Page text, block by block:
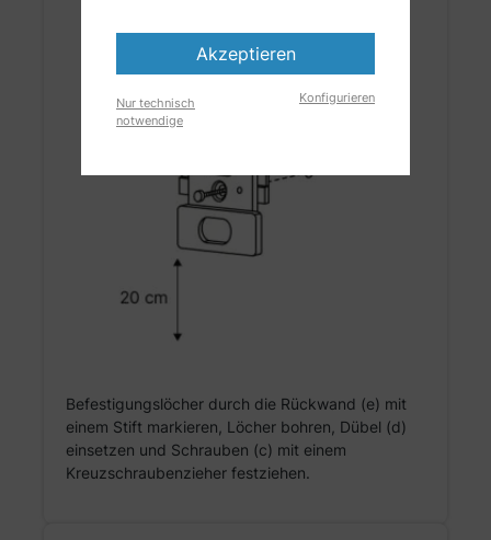
Befestigungslöcher durch die Rückwand (e) mit
einem Stift markieren, Löcher bohren, Dübel (d)
einsetzen und Schrauben (c) mit einem
Kreuzschraubenzieher festziehen.
Akzeptieren
Nur technisch
notwendige
Konfigurieren